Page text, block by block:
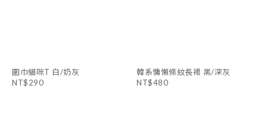
圍巾貓咪T 白/奶灰
NT$290
韓系慵懶條紋長裙 黑/深灰
NT$480